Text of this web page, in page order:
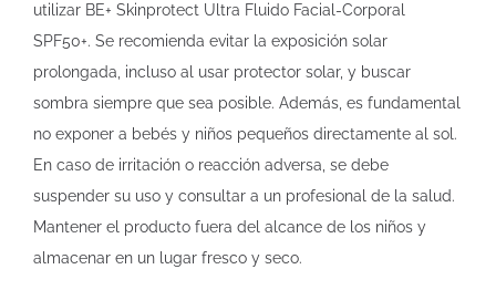
utilizar BE+ Skinprotect Ultra Fluido Facial-Corporal
SPF50+. Se recomienda evitar la exposición solar
prolongada, incluso al usar protector solar, y buscar
sombra siempre que sea posible. Además, es fundamental
no exponer a bebés y niños pequeños directamente al sol.
En caso de irritación o reacción adversa, se debe
suspender su uso y consultar a un profesional de la salud.
Mantener el producto fuera del alcance de los niños y
almacenar en un lugar fresco y seco.